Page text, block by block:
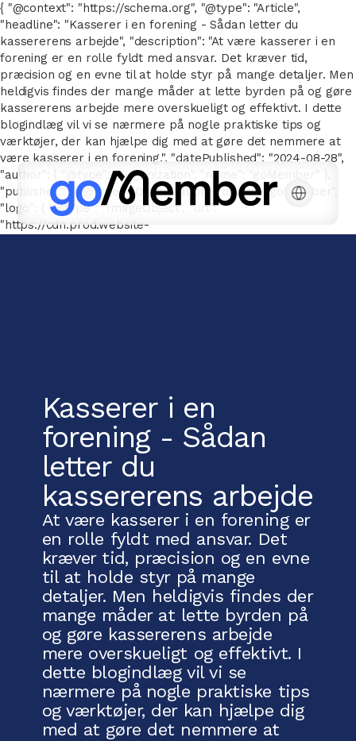
{ "@context": "https://schema.org", "@type": "Article",
"headline": "Kasserer i en forening - Sådan letter du
kassererens arbejde", "description": "At være kasserer i en
forening er en rolle fyldt med ansvar. Det kræver tid,
præcision og en evne til at holde styr på mange detaljer. Men
heldigvis findes der mange måder at lette byrden på og gøre
kassererens arbejde mere overskueligt og effektivt. I dette
blogindlæg vil vi se nærmere på nogle praktiske tips og
værktøjer, der kan hjælpe dig med at gøre det nemmere at
være kasserer i en forening.", "datePublished": "2024-08-28",
"author": { "@type": "Organization", "name": "goMember" },
"publisher": { "@type": "Organization", "name": "goMember",
"logo": { "@type": "ImageObject", "url":
"https://cdn.prod.website-
Kasserer i en
forening - Sådan
letter du
kassererens arbejde
At være kasserer i en forening er
en rolle fyldt med ansvar. Det
kræver tid, præcision og en evne
til at holde styr på mange
detaljer. Men heldigvis findes der
mange måder at lette byrden på
og gøre kassererens arbejde
mere overskueligt og effektivt. I
dette blogindlæg vil vi se
nærmere på nogle praktiske tips
og værktøjer, der kan hjælpe dig
med at gøre det nemmere at